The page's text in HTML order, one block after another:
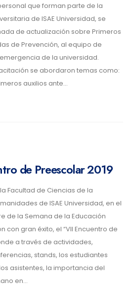
que forman parte de la
de ISAE Universidad, se
de actualización sobre Primeros
de Prevención, al equipo de
de la universidad.
se abordaron temas como:
auxilios ante...
de Preescolar 2019
Facultad de Ciencias de la
de ISAE Universidad, en el
de la Semana de la Educación
con gran éxito, el “VII Encuentro de
a través de actividades,
stands, los estudiantes
asistentes, la importancia del
en...